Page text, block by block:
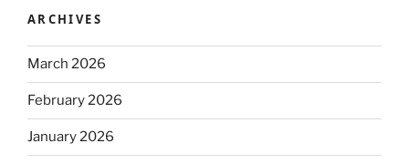
ARCHIVES
March 2026
February 2026
January 2026